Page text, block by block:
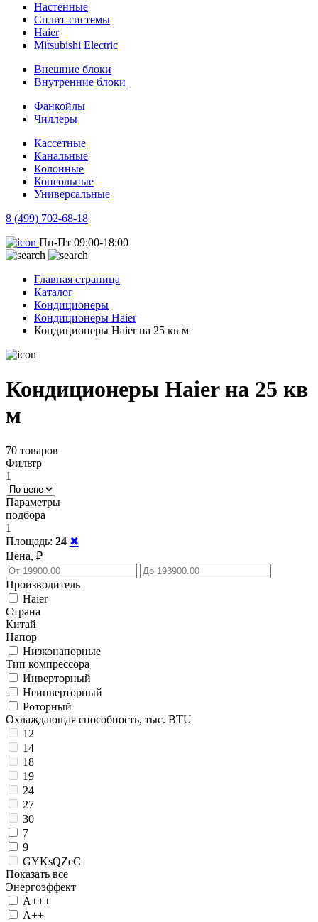
Настенные
Сплит-системы
Haier
Mitsubishi Electric
Внешние блоки
Внутренние блоки
Фанкойлы
Чиллеры
Кассетные
Канальные
Колонные
Консольные
Универсальные
8 (499) 702-68-18
Пн-Пт 09:00-18:00
Главная страница
Каталог
Кондиционеры
Кондиционеры Haier
Кондиционеры Haier на 25 кв м
Кондиционеры Haier на 25 кв
м
70 товаров
Фильтр
1
Параметры
подбора
1
Площадь: 24 ✖
Цена, ₽
Производитель
Haier
Страна
Китай
Напор
Низконапорные
Тип компрессора
Инверторный
Неинверторный
Роторный
Охлаждающая способность, тыс. BTU
12
14
18
19
24
27
30
7
9
GYKsQZeC
Показать все
Энергоэффект
А+++
А++